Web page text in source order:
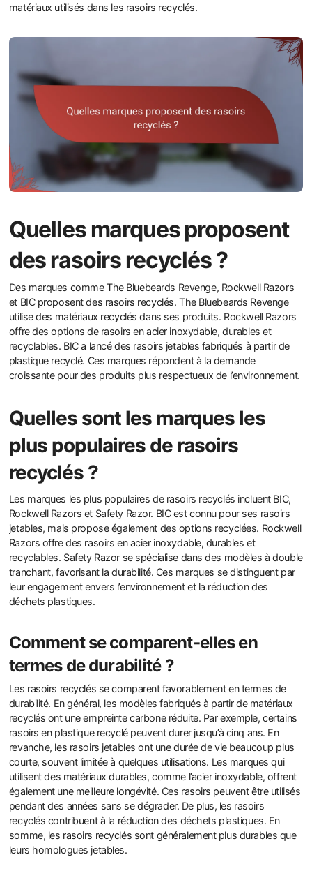
matériaux utilisés dans les rasoirs recyclés.
Quelles marques proposent
des rasoirs recyclés ?
Des marques comme The Bluebeards Revenge, Rockwell Razors
et BIC proposent des rasoirs recyclés. The Bluebeards Revenge
utilise des matériaux recyclés dans ses produits. Rockwell Razors
offre des options de rasoirs en acier inoxydable, durables et
recyclables. BIC a lancé des rasoirs jetables fabriqués à partir de
plastique recyclé. Ces marques répondent à la demande
croissante pour des produits plus respectueux de l’environnement.
Quelles sont les marques les
plus populaires de rasoirs
recyclés ?
Les marques les plus populaires de rasoirs recyclés incluent BIC,
Rockwell Razors et Safety Razor. BIC est connu pour ses rasoirs
jetables, mais propose également des options recyclées. Rockwell
Razors offre des rasoirs en acier inoxydable, durables et
recyclables. Safety Razor se spécialise dans des modèles à double
tranchant, favorisant la durabilité. Ces marques se distinguent par
leur engagement envers l’environnement et la réduction des
déchets plastiques.
Comment se comparent-elles en
termes de durabilité ?
Les rasoirs recyclés se comparent favorablement en termes de
durabilité. En général, les modèles fabriqués à partir de matériaux
recyclés ont une empreinte carbone réduite. Par exemple, certains
rasoirs en plastique recyclé peuvent durer jusqu’à cinq ans. En
revanche, les rasoirs jetables ont une durée de vie beaucoup plus
courte, souvent limitée à quelques utilisations. Les marques qui
utilisent des matériaux durables, comme l’acier inoxydable, offrent
également une meilleure longévité. Ces rasoirs peuvent être utilisés
pendant des années sans se dégrader. De plus, les rasoirs
recyclés contribuent à la réduction des déchets plastiques. En
somme, les rasoirs recyclés sont généralement plus durables que
leurs homologues jetables.